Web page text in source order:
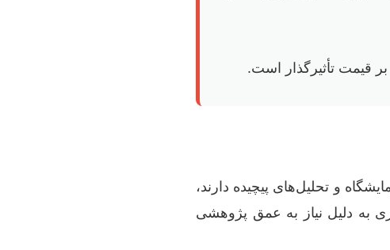
قیمت تأثیرگذار است.
و تحلیل‌های پیچیده دارند،
به دلیل نیاز به عمق پژوهشی